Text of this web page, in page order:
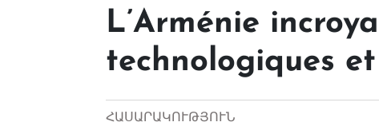
L’Arménie
technologiques
ՀԱՍԱՐԱԿՈՒԹՅՈՒՆ